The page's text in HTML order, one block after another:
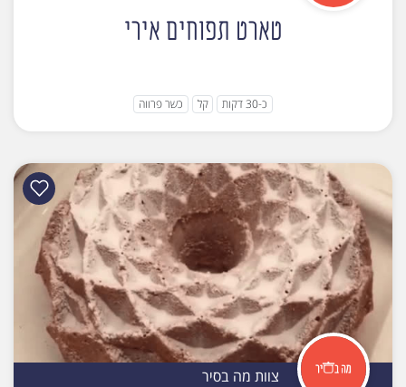
טארט תפוחים אירי
כ-30 דקות קל כשר פרווה
צוות מה בסיר